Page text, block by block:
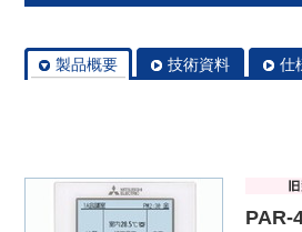
製品概要 技術資料 仕
PAR-